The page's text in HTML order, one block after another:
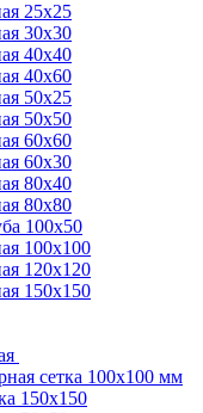
25х25
30x30
40х40
40х60
50х25
50х50
60x60
60х30
80х40
80х80
100х50
100х100
120х120
150х150
сетка 100х100 мм
150х150